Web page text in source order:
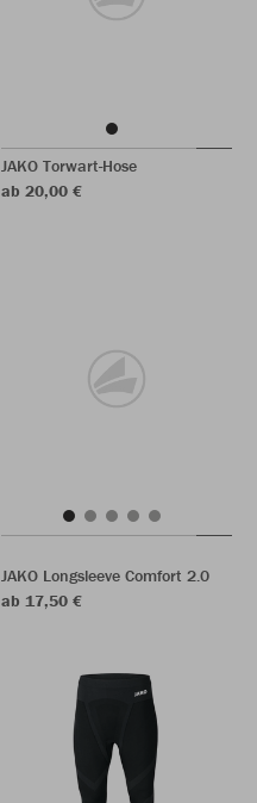
JAKO Torwart-Hose
ab 20,00 €
JAKO Longsleeve Comfort 2.0
ab 17,50 €